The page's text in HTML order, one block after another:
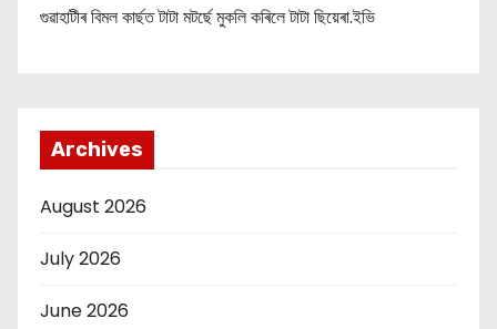
গুৱাহাটীৰ বিমল কাৰ্ছত টাটা মটৰ্ছে মুকলি কৰিলে টাটা ছিয়েৰা.ইভি
Archives
August 2026
July 2026
June 2026